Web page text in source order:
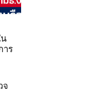
าร
จ